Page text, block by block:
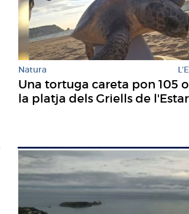
Natura
Una tortuga careta pon 105
la platja dels Griells de